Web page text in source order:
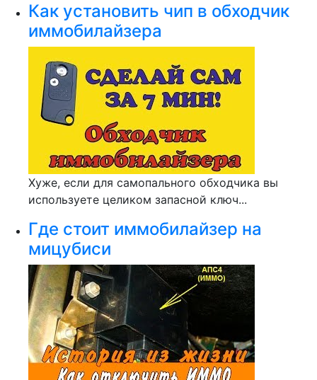
Как установить чип в обходчик
иммобилайзера
Хуже, если для самопального обходчика вы
используете целиком запасной ключ...
Где стоит иммобилайзер на
мицубиси